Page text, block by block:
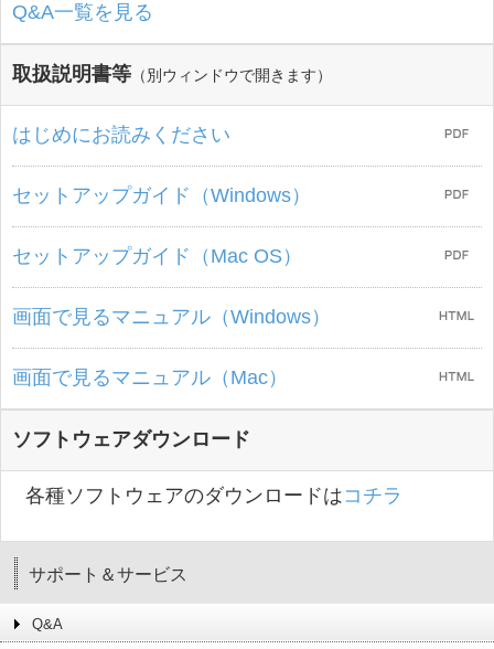
Q&A一覧を見る
取扱説明書等 （別ウィンドウで開きます）
はじめにお読みください
セットアップガイド（Windows）
セットアップガイド（Mac OS）
画面で見るマニュアル（Windows）
画面で見るマニュアル（Mac）
ソフトウェアダウンロード
各種ソフトウェアのダウンロードはコチラ
サポート＆サービス
Q&A